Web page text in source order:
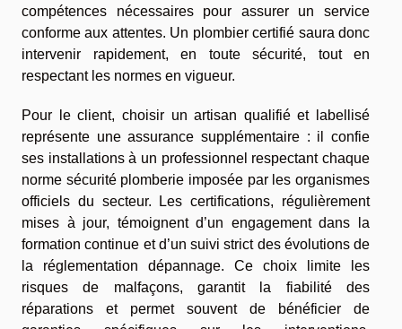
compétences nécessaires pour assurer un service
conforme aux attentes. Un plombier certifié saura donc
intervenir rapidement, en toute sécurité, tout en
respectant les normes en vigueur.
Pour le client, choisir un artisan qualifié et labellisé
représente une assurance supplémentaire : il confie
ses installations à un professionnel respectant chaque
norme sécurité plomberie imposée par les organismes
officiels du secteur. Les certifications, régulièrement
mises à jour, témoignent d’un engagement dans la
formation continue et d’un suivi strict des évolutions de
la réglementation dépannage. Ce choix limite les
risques de malfaçons, garantit la fiabilité des
réparations et permet souvent de bénéficier de